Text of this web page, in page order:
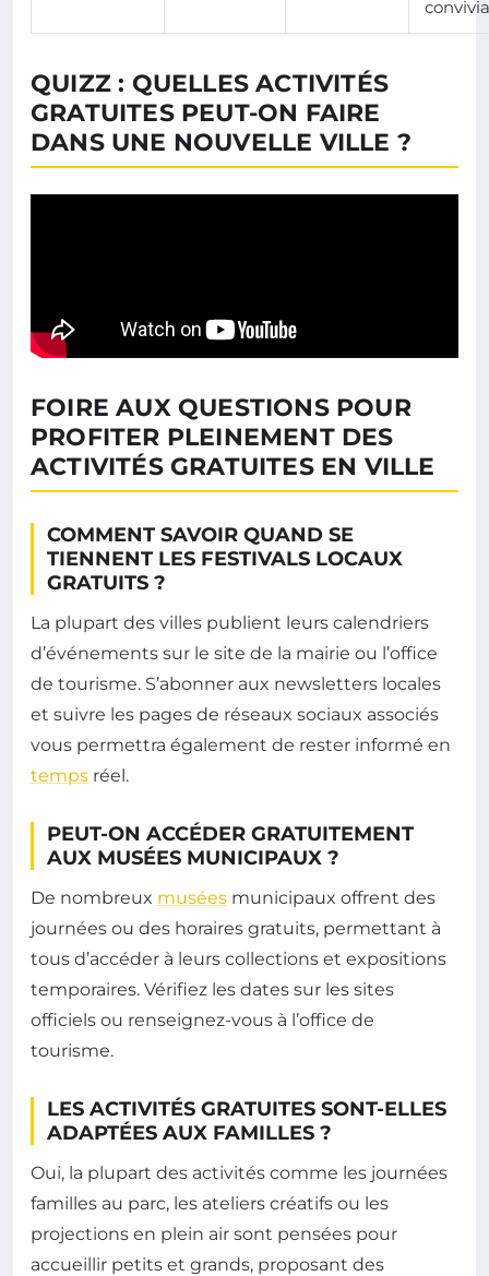
QUIZZ : QUELLES ACTIVITÉS
GRATUITES PEUT-ON FAIRE
DANS UNE NOUVELLE VILLE ?
FOIRE AUX QUESTIONS POUR
PROFITER PLEINEMENT DES
ACTIVITÉS GRATUITES EN VILLE
COMMENT SAVOIR QUAND SE
TIENNENT LES FESTIVALS LOCAUX
GRATUITS ?
La plupart des villes publient leurs calendriers
d’événements sur le site de la mairie ou l’office
de tourisme. S’abonner aux newsletters locales
et suivre les pages de réseaux sociaux associés
vous permettra également de rester informé en
temps réel.
PEUT-ON ACCÉDER GRATUITEMENT
AUX MUSÉES MUNICIPAUX ?
De nombreux musées municipaux offrent des
journées ou des horaires gratuits, permettant à
tous d’accéder à leurs collections et expositions
temporaires. Vérifiez les dates sur les sites
officiels ou renseignez-vous à l’office de
tourisme.
LES ACTIVITÉS GRATUITES SONT-ELLES
ADAPTÉES AUX FAMILLES ?
Oui, la plupart des activités comme les journées
familles au parc, les ateliers créatifs ou les
projections en plein air sont pensées pour
accueillir petits et grands, proposant des